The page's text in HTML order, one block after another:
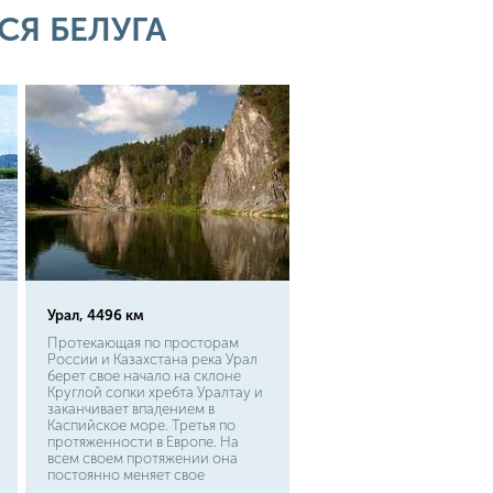
БЕЛУГА
Урал, 4496 км
Протекающая по просторам
России и Казахстана река Урал
берет свое начало на склоне
Круглой сопки хребта Уралтау и
заканчивает впадением в
Каспийское море. Третья по
протяженности в Европе. На
всем своем протяжении она
постоянно меняет свое